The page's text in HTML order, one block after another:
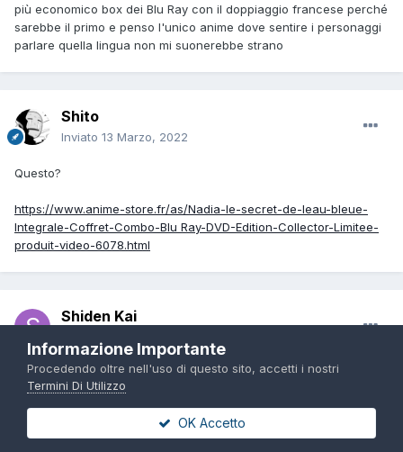
più economico box dei Blu Ray con il doppiaggio francese perché
sarebbe il primo e penso l'unico anime dove sentire i personaggi
parlare quella lingua non mi suonerebbe strano
Shito
Inviato 13 Marzo, 2022
Questo?
https://www.anime-store.fr/as/Nadia-le-secret-de-leau-bleue-
Integrale-Coffret-Combo-Blu Ray-DVD-Edition-Collector-Limitee-
produit-video-6078.html
Shiden Kai
Il 13/3/2022 Alle 19:02,
Informazione Importante
Procedendo oltre nell'uso di questo sito, accetti i nostri
Termini Di Utilizzo
OK Accetto